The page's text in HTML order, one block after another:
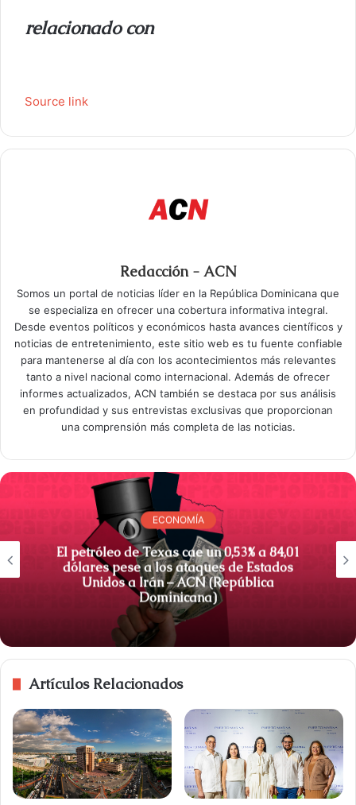
relacionado con
Source link
Redacción - ACN
Somos un portal de noticias líder en la República Dominicana que
se especializa en ofrecer una cobertura informativa integral.
Desde eventos políticos y económicos hasta avances científicos y
noticias de entretenimiento, este sitio web es tu fuente confiable
para mantenerse al día con los acontecimientos más relevantes
tanto a nivel nacional como internacional. Además de ofrecer
informes actualizados, ACN también se destaca por sus análisis
en profundidad y sus entrevistas exclusivas que proporcionan
una comprensión más completa de las noticias.
ECONOMÍA
El petróleo de Texas cae un 0,53% a 84,01
dólares pese a los ataques de Estados
Unidos a Irán – ACN (República
Dominicana)
Artículos Relacionados